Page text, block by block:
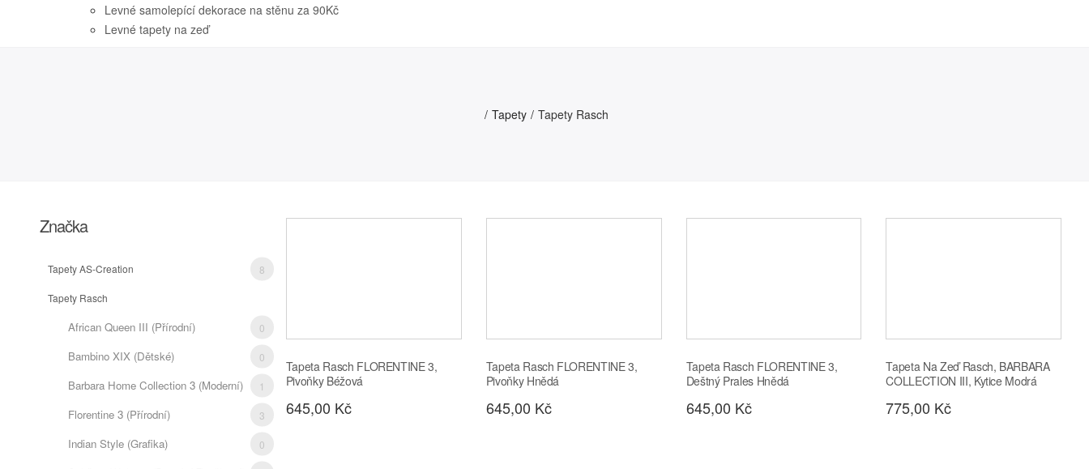
Levné samolepící dekorace na stěnu za 90Kč
Levné tapety na zeď
Tapety Tapety Rasch
Značka
Tapety AS-Creation 8
Tapety Rasch
African Queen III (přírodní) 0
Bambino XIX (dětské) 0
Barbara Home Collection 3 (moderní) 1
Florentine 3 (přírodní) 3
Indian Style (grafika) 0
Tapeta Rasch FLORENTINE 3,
Pivoňky Béžová
645,00 Kč
Tapeta Rasch FLORENTINE 3,
Pivoňky Hnědá
645,00 Kč
Tapeta Rasch FLORENTINE 3,
Deštný Prales Hnědá
645,00 Kč
Tapeta Na Zeď Rasch, BARBARA
COLLECTION III, Kytice Modrá
775,00 Kč